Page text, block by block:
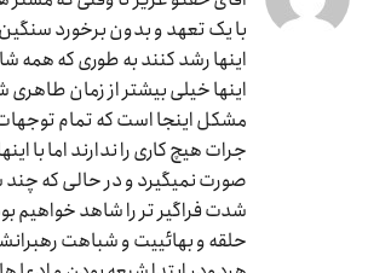
با یک تعهد و بدون برخورد سنگین
اینها خیلی بیشتر از زمان طاهری
مشکل اینجا است که تمام
جرات هیچ کاری را ندارند اما با
صورت نمیگیرد و در حالی که چند
شدت فراگیر تر را شاهد خواهیم
حلقه و بهائییت و شباهت